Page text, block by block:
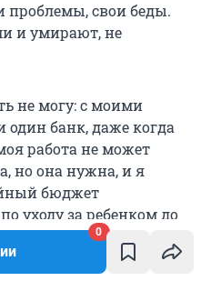
0
проблемы, свои беды.
и умирают, не
не могу: с моими
один банк, даже когда
работа не может
но она нужна, и я
бюджет
уходу за ребенком до
как многодетным,
18 тысяч на